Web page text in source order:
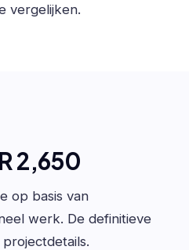
vergelijken.
2,650
op basis van
werk. De definitieve